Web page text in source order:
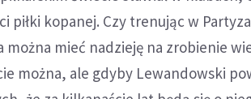
piłki kopanej. Czy trenując w
można mieć nadzieję na zrobienie
można, ale gdyby Lewandowski